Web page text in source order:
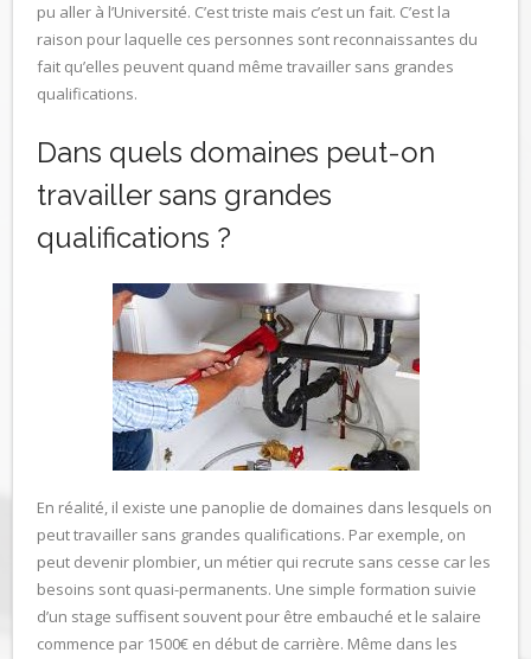
pu aller à l’Université. C’est triste mais c’est un fait. C’est la
raison pour laquelle ces personnes sont reconnaissantes du
fait qu’elles peuvent quand même travailler sans grandes
qualifications.
Dans quels domaines peut-on
travailler sans grandes
qualifications ?
En réalité, il existe une panoplie de domaines dans lesquels on
peut travailler sans grandes qualifications. Par exemple, on
peut devenir plombier, un métier qui recrute sans cesse car les
besoins sont quasi-permanents. Une simple formation suivie
d’un stage suffisent souvent pour être embauché et le salaire
commence par 1500€ en début de carrière. Même dans les